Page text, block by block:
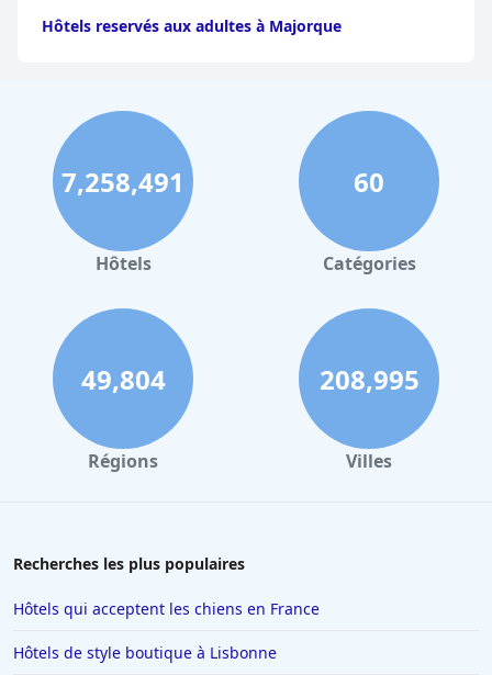
Hôtels reservés aux adultes à Majorque
7,258,491
Hôtels
60
Catégories
49,804
Régions
208,995
Villes
Recherches les plus populaires
Hôtels qui acceptent les chiens en France
Hôtels de style boutique à Lisbonne